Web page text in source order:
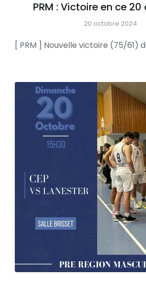
PRM : Victoire en ce
20 octobre 2024